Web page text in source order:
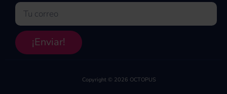
Email
¡Enviar!
Copyright © 2026 OCTOPUS